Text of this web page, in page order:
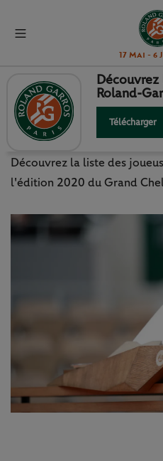
17 Mai - 6
ROLAND-
DES
Découvrez la liste des
l'édition 2020 du Grand
Roland-
Télécharger